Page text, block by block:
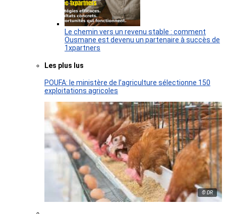
Le chemin vers un revenu stable : comment
Ousmane est devenu un partenaire à succès de
1xpartners
Les plus lus
POUFA: le ministère de l’agriculture sélectionne 150
exploitations agricoles
© DR